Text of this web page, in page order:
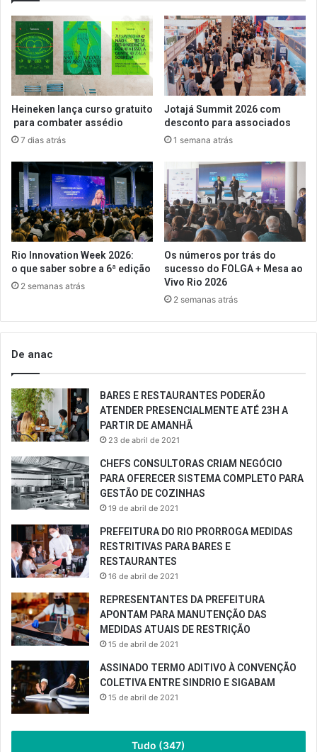
Heineken lança curso gratuito
para combater assédio
7 dias atrás
Jotajá Summit 2026 com
desconto para associados
1 semana atrás
Rio Innovation Week 2026:
o que saber sobre a 6ª edição
2 semanas atrás
Os números por trás do
sucesso do FOLGA + Mesa ao
Vivo Rio 2026
2 semanas atrás
De anac
BARES E RESTAURANTES PODERÃO
ATENDER PRESENCIALMENTE ATÉ 23H A
PARTIR DE AMANHÃ
23 de abril de 2021
CHEFS CONSULTORAS CRIAM NEGÓCIO
PARA OFERECER SISTEMA COMPLETO PARA
GESTÃO DE COZINHAS
19 de abril de 2021
PREFEITURA DO RIO PRORROGA MEDIDAS
RESTRITIVAS PARA BARES E
RESTAURANTES
16 de abril de 2021
REPRESENTANTES DA PREFEITURA
APONTAM PARA MANUTENÇÃO DAS
MEDIDAS ATUAIS DE RESTRIÇÃO
15 de abril de 2021
ASSINADO TERMO ADITIVO À CONVENÇÃO
COLETIVA ENTRE SINDRIO E SIGABAM
15 de abril de 2021
Tudo (347)